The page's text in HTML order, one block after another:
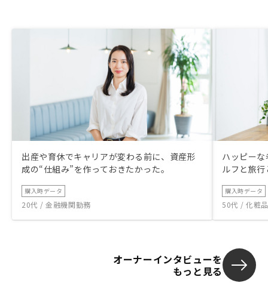
出産や育休でキャリアが変わる前に、資産形
成の“仕組み”を作っておきたかった。
購入時データ
20代 / 金融機関勤務
ハッピー
ルフと旅
購入時データ
50代 / 化粧
オーナーインタビューを
もっと見る